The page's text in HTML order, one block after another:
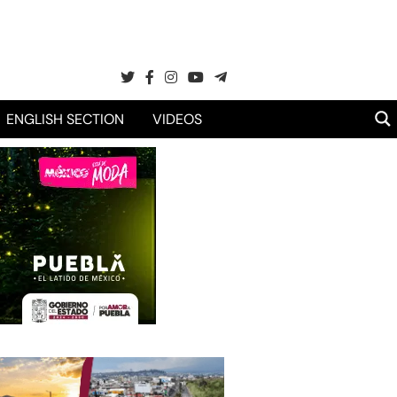
ENGLISH SECTION VIDEOS